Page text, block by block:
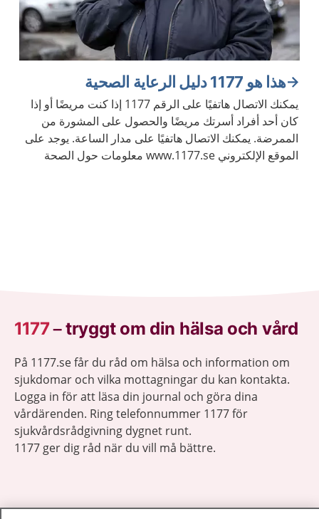
هذا هو 1177 دليل الرعاية الصحية
يمكنك الاتصال هاتفيًا على الرقم 1177 إذا كنت مريضًا أو إذا
كان أحد أفراد أسرتك مريضًا والحصول على المشورة من
الممرضة. يمكنك الاتصال هاتفيًا على مدار الساعة. يوجد على
الموقع الإلكتروني www.1177.se معلومات حول الصحة
1177–tryggt om din hälsa och vård
På 1177.se får du råd om hälsa och information om
sjukdomar och vilka mottagningar du kan kontakta.
Logga in för att läsa din journal och göra dina
vårdärenden. Ring telefonnummer 1177 för
sjukvårdsrådgivning dygnet runt.
1177 ger dig råd när du vill må bättre.